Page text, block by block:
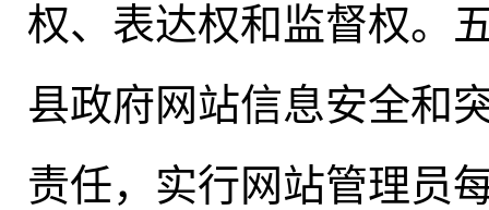
权、表达权和监督权。
县政府网站信息安全和
责任， 实行网站管理员